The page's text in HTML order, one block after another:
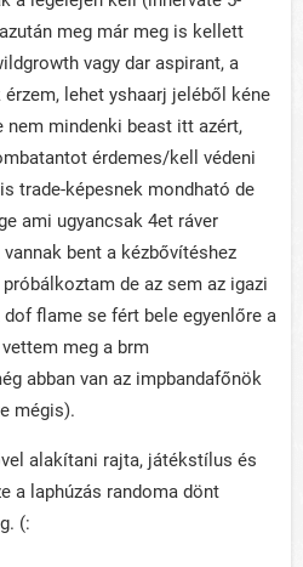
meg már meg is kellett
vagy dar aspirant, a
érzem, lehet yshaarj jeléből kéne
nem mindenki beast itt azért,
érdemes/kell védeni
trade-képesnek mondható de
ami ugyancsak 4et ráver
bent a kézbővítéshez
de az sem az igazi
flame se fért bele egyenlőre a
meg a brm
abban van az impbandafőnök
mégis).
alakítani rajta, játékstílus és
a laphúzás randoma dönt
(: